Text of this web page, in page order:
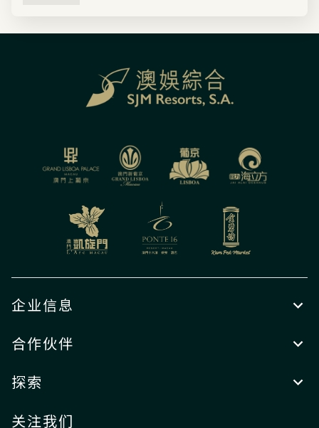
企业信息
合作伙伴
探索
关注我们